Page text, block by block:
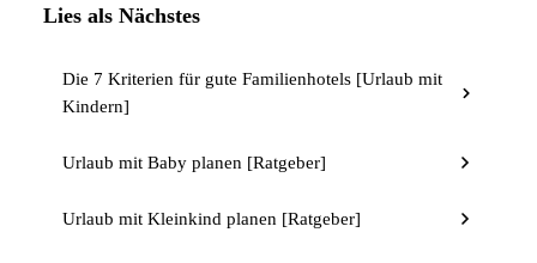
Lies als Nächstes
Die 7 Kriterien für gute Familienhotels [Urlaub mit
Kindern]
Urlaub mit Baby planen [Ratgeber]
Urlaub mit Kleinkind planen [Ratgeber]